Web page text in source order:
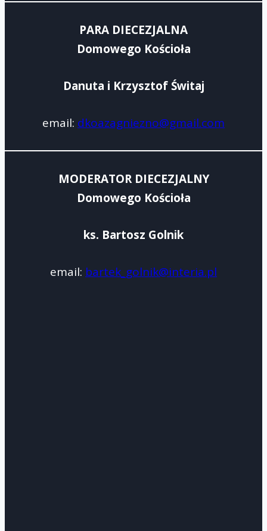
PARA DIECEZJALNA
Domowego Kościoła
Danuta i Krzysztof Świtaj
email: dkoazagniezno@gmail.com
MODERATOR DIECEZJALNY
Domowego Kościoła
ks. Bartosz Golnik
email: bartek_golnik@interia.pl